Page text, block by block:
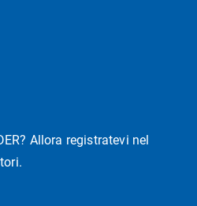
Allora registratevi nel